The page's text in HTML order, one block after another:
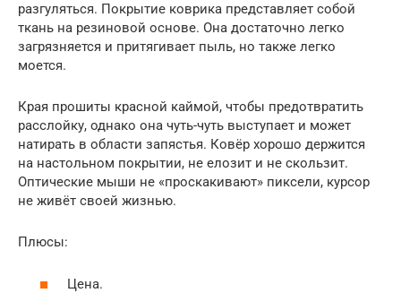
разгуляться. Покрытие коврика представляет собой
ткань на резиновой основе. Она достаточно легко
загрязняется и притягивает пыль, но также легко
моется.
Края прошиты красной каймой, чтобы предотвратить
расслойку, однако она чуть-чуть выступает и может
натирать в области запястья. Ковёр хорошо держится
на настольном покрытии, не елозит и не скользит.
Оптические мыши не «проскакивают» пиксели, курсор
не живёт своей жизнью.
Плюсы:
Цена.